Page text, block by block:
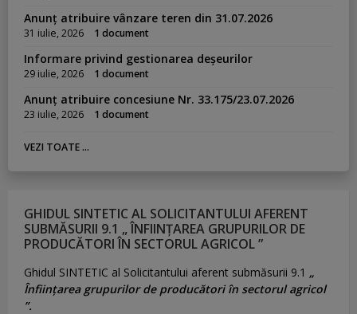
Anunț atribuire vânzare teren din 31.07.2026
31 iulie, 2026 1 document
Informare privind gestionarea deșeurilor
29 iulie, 2026 1 document
Anunț atribuire concesiune Nr. 33.175/23.07.2026
23 iulie, 2026 1 document
VEZI TOATE ...
GHIDUL SINTETIC AL SOLICITANTULUI AFERENT
SUBMĂSURII 9.1 „ ÎNFIINȚAREA GRUPURILOR DE
PRODUCĂTORI ÎN SECTORUL AGRICOL ”
Ghidul SINTETIC al Solicitantului aferent submăsurii 9.1 „
Înființarea grupurilor de producători în sectorul agricol
”.